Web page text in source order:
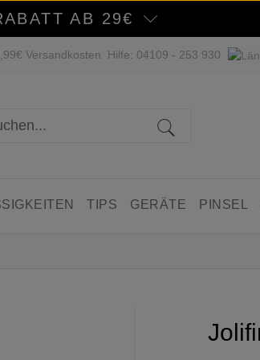
AB 29€
Versandkosten Hilfe: 04109 - 253 930
TIPS GERÄTE PINSEL